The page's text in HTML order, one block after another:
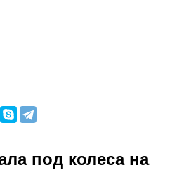
под колеса на